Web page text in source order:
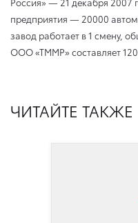
предприятия — 20000
завод работает в 1 смену,
ООО «ТММР» составляет
ЧИТАЙТЕ ТАКЖЕ